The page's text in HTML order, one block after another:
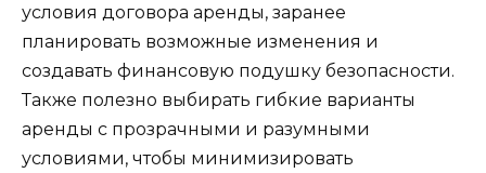
условия договора аренды, заранее
планировать возможные изменения и
создавать финансовую подушку безопасности.
Также полезно выбирать гибкие варианты
аренды с прозрачными и разумными
условиями, чтобы минимизировать